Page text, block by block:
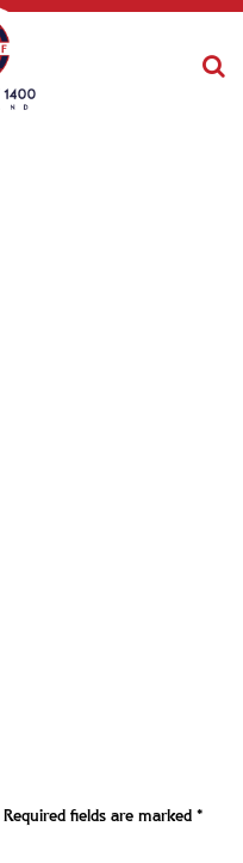
Required fields are marked*